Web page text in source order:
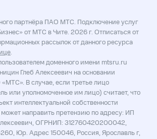
партнёра ПАО МТС. Подключение услуг
от МТС в Чите. 2026 г. Отписаться от
рассылок от данного ресурса
.
доменного имени mtsru.ru
Глеб Алексеевич на основании
В случае, если третье лицо
или уполномоченное им лицо) считает, что
интеллектуальной собственности
направить претензию по адресу: ИП
ОГРНИП: 312760420200042,
Юр. Адрес 150046, Россия, Ярославль г,